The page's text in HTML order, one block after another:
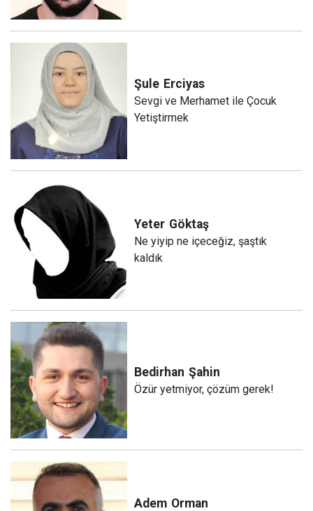
Şule Erciyas
Sevgi ve Merhamet ile Çocuk
Yetiştirmek
Yeter Göktaş
Ne yiyip ne içeceğiz, şaştık
kaldık
Bedirhan Şahin
Özür yetmiyor, çözüm gerek!
Adem Orman